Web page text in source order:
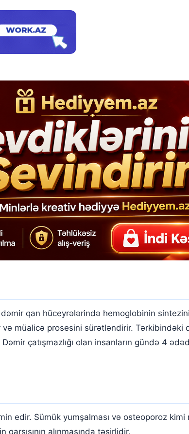
qan hüceyrələrində hemoglobinin
və müalicə prosesini sürətləndirir. Tərkibindəki
çatışmazlığı olan insanların gündə 4
edir. Sümük yumşalması və osteoporoz
alınmasında təsirlidir.